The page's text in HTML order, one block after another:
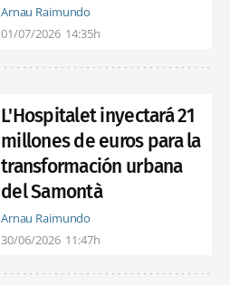
Arnau Raimundo
01/07/2026 14:35h
L'Hospitalet inyectará 21
millones de euros para la
transformación urbana
del Samontà
Arnau Raimundo
30/06/2026 11:47h